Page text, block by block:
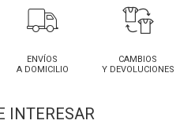
ENVÍOS
A DOMICILIO
CAMBIOS
Y DEVOLUCIONES
INTERESAR